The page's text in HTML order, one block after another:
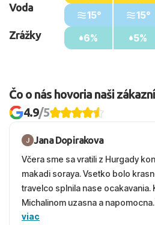
Voda
Zrážky
15°
6%
15°
5%
Čo o nás hovoria naši
4.9/5
Jana Dopirakova
Včera sme sa vratili z Hurgady
makadi soraya. Vsetko bolo
travelco splnila nase ocakavania.
Michalinom uzasna a
vecernych hodinach zaco sa
viac